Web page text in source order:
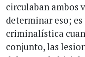
circulaban ambos
determinar eso;
criminalística
conjunto, las